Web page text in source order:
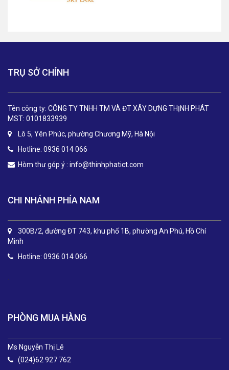
TRỤ SỞ CHÍNH
Tên công ty: CÔNG TY TNHH TM VÀ ĐT XÂY DỰNG THỊNH PHÁT
MST: 0101833939
Lô 5, Yên Phúc, phường Chương Mỹ, Hà Nội
Hotline: 0936 014 066
Hòm thư góp ý : info@thinhphatict.com
CHI NHÁNH PHÍA NAM
300B/2, đường ĐT 743, khu phố 1B, phường An Phú, Hồ Chí
Minh
Hotline: 0936 014 066
.
PHÒNG MUA HÀNG
Ms Nguyễn Thị Lê
(024)62 927 762